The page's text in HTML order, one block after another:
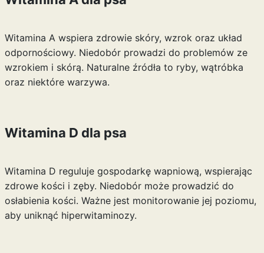
Witamina A wspiera zdrowie skóry, wzrok oraz układ
odpornościowy. Niedobór prowadzi do problemów ze
wzrokiem i skórą. Naturalne źródła to ryby, wątróbka
oraz niektóre warzywa.
Witamina D dla psa
Witamina D reguluje gospodarkę wapniową, wspierając
zdrowe kości i zęby. Niedobór może prowadzić do
osłabienia kości. Ważne jest monitorowanie jej poziomu,
aby uniknąć hiperwitaminozy.